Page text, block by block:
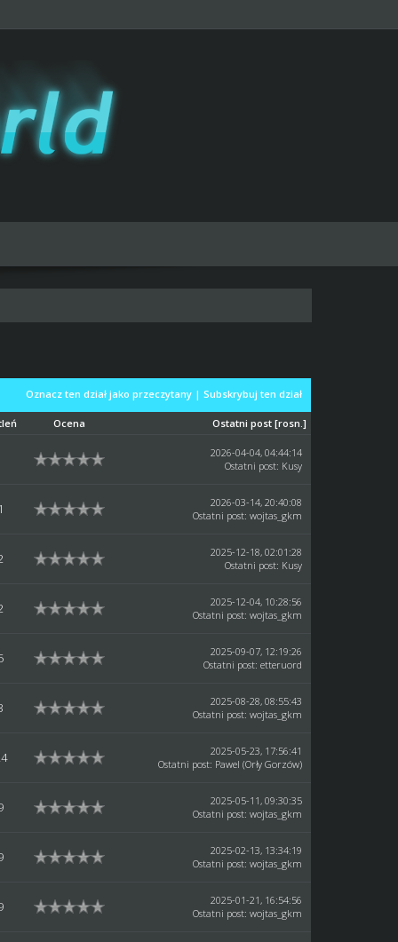
Oznacz ten dział jako przeczytany |Subskrybuj ten dział
Ocena Ostatni post [rosn.]
2026-04-04, 04:44:14
Ostatni post: Kusy
2026-03-14, 20:40:08
Ostatni post:wojtas_gkm
2025-12-18, 02:01:28
Ostatni post: Kusy
2025-12-04, 10:28:56
Ostatni post:wojtas_gkm
2025-09-07, 12:19:26
Ostatni post:etteruord
2025-08-28, 08:55:43
Ostatni post:wojtas_gkm
2025-05-23, 17:56:41
Ostatni post: Pawel (Orły Gorzów)
2025-05-11, 09:30:35
Ostatni post:wojtas_gkm
2025-02-13, 13:34:19
Ostatni post:wojtas_gkm
2025-01-21, 16:54:56
Ostatni post:wojtas_gkm